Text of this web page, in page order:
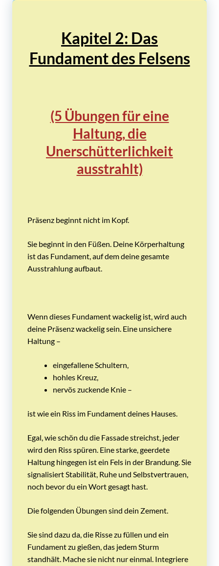
Kapitel 2: Das
Fundament des Felsens
(5 Übungen für eine
Haltung, die
Unerschütterlichkeit
ausstrahlt)
Präsenz beginnt nicht im Kopf.
Sie beginnt in den Füßen. Deine Körperhaltung
ist das Fundament, auf dem deine gesamte
Ausstrahlung aufbaut.
Wenn dieses Fundament wackelig ist, wird auch
deine Präsenz wackelig sein. Eine unsichere
Haltung –
eingefallene Schultern,
hohles Kreuz,
nervös zuckende Knie –
ist wie ein Riss im Fundament deines Hauses.
Egal, wie schön du die Fassade streichst, jeder
wird den Riss spüren. Eine starke, geerdete
Haltung hingegen ist ein Fels in der Brandung. Sie
signalisiert Stabilität, Ruhe und Selbstvertrauen,
noch bevor du ein Wort gesagt hast.
Die folgenden Übungen sind dein Zement.
Sie sind dazu da, die Risse zu füllen und ein
Fundament zu gießen, das jedem Sturm
standhält. Mache sie nicht nur einmal. Integriere